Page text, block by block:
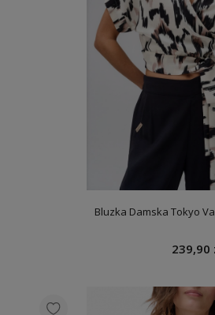
Bluzka Damska Tokyo
239,90